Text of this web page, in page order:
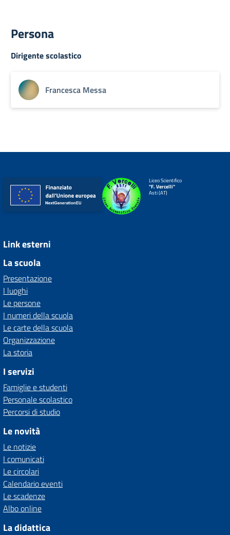
Persona
Dirigente scolastico
Francesca Messa
Liceo Scientifico
"F. Vercelli"
Asti (AT)
Link esterni
La scuola
Presentazione
I luoghi
Le persone
I numeri della scuola
Le carte della scuola
Organizzazione
La storia
I servizi
Famiglie e studenti
Personale scolastico
Percorsi di studio
Le novità
Le notizie
I comunicati
Le circolari
Calendario eventi
Le scadenze
Albo online
La didattica